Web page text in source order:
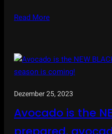
Read More
Dezember 25, 2023
Avocado is the